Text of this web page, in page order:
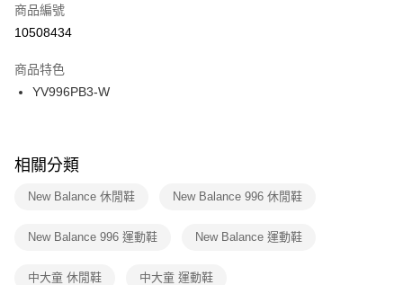
【「AFTEE先享後付」結帳流程】
１．於結帳方式選擇「AFTEE先享後付」後，將跳轉至「AFTEE先享後付」
２．訂單成立數日內，您將收到繳費通知簡訊。
３．收到繳費通知簡訊後14天內，點擊此簡訊中的連結，可透過四大超商／
ATM／網路銀行／等多元方式進行付款，方視為交易完成。
※ 交易是否成功請以「AFTEE先享後付 」之結帳頁面顯示為準，若有關於
是否繳費成功／繳費後需取消欲退款等相關疑問，請聯繫「AFTEE先享後付
客戶支援中心」 https://netprotections.freshdesk.com/support/home
１．透過由恩沛科技股份有限公司提供之「AFTEE先享後付」服務完成之交
權轉讓予恩沛科技股份有限公司。
宅配
每筆NT$100，滿NT$1,500(含以上)免運費
付款後門市自取
每筆NT$100，滿NT$1,500(含以上)免運費
商品編號
10508434
商品特色
YV996PB3-W
相關分類
New Balance 休閒鞋 New Balance 996 休閒鞋
New Balance 996 運動鞋 New Balance 運動鞋
中大童 休閒鞋 中大童 運動鞋